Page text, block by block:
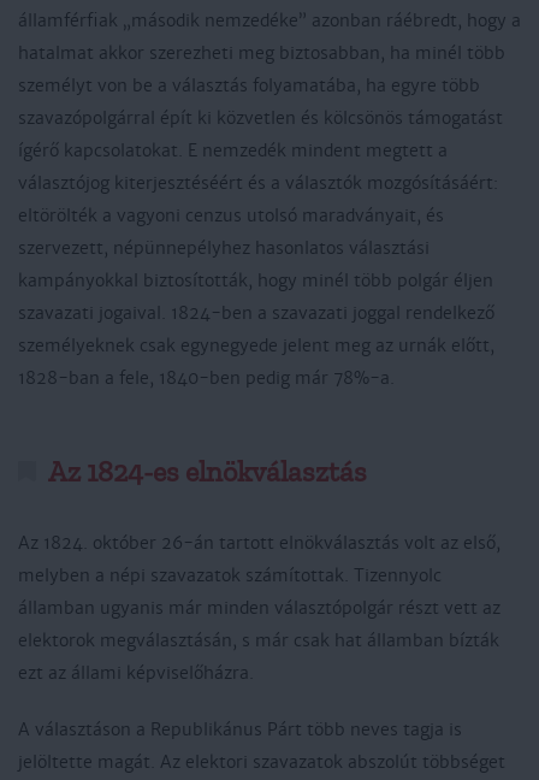
államférfiak „második nemzedéke” azonban ráébredt, hogy a
hatalmat akkor szerezheti meg biztosabban, ha minél több
személyt von be a választás folyamatába, ha egyre több
szavazópolgárral épít ki közvetlen és kölcsönös támogatást
ígérő kapcsolatokat. E nemzedék mindent megtett a
választójog kiterjesztéséért és a választók mozgósításáért:
eltörölték a vagyoni cenzus utolsó maradványait, és
szervezett, népünnepélyhez hasonlatos választási
kampányokkal biztosították, hogy minél több polgár éljen
szavazati jogaival. 1824-ben a szavazati joggal rendelkező
személyeknek csak egynegyede jelent meg az urnák előtt,
1828-ban a fele, 1840-ben pedig már 78%-a.
Az 1824-es elnökválasztás
Az 1824. október 26-án tartott elnökválasztás volt az első,
melyben a népi szavazatok számítottak. Tizennyolc
államban ugyanis már minden választópolgár részt vett az
elektorok megválasztásán, s már csak hat államban bízták
ezt az állami képviselőházra.
A választáson a Republikánus Párt több neves tagja is
jelöltette magát. Az elektori szavazatok abszolút többséget